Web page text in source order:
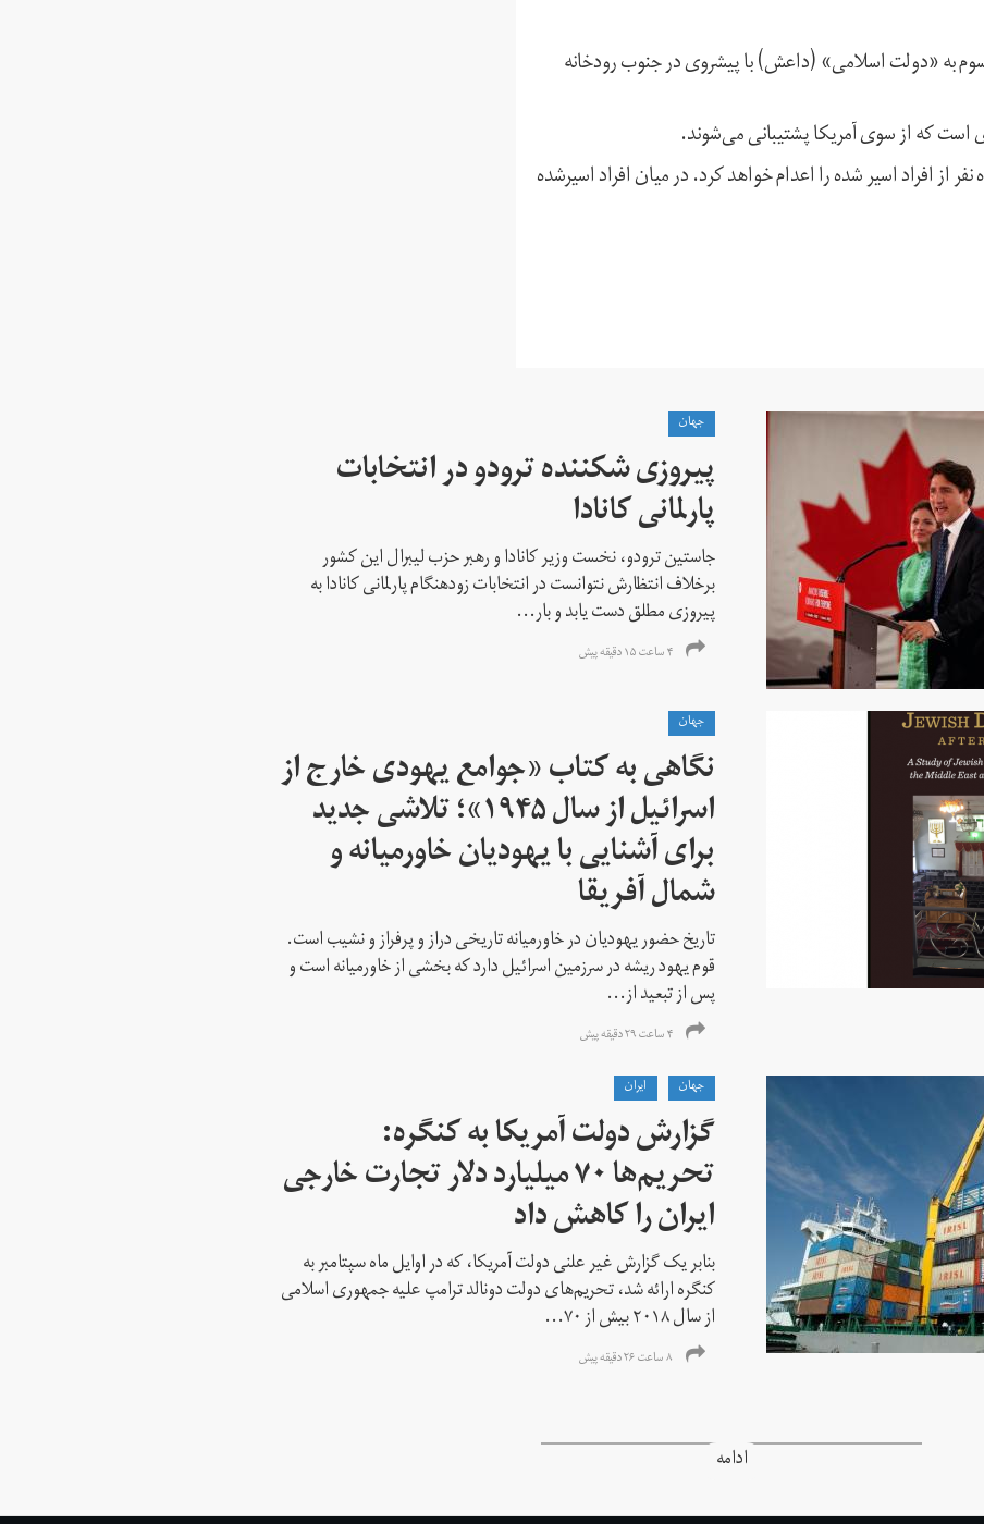
«دولت اسلامی» (داعش) با پیشروی در جنوب رودخانه
که از سوی آمریکا پشتیبانی می‌شوند.
افراد اسیر شده را اعدام خواهد کرد. در میان افراد اسیرشده
جهان
پیروزی شکننده ترودو در انتخابات
پارلمانی کانادا
جاستین ترودو، نخست وزیر کانادا و رهبر حزب لیبرال این کشور
برخلاف انتظارش نتوانست در انتخابات زود‌هنگام پارلمانی کانادا به
پیروزی مطلق دست یابد و بار...
۴ ساعت ۱۵ دقیقه پیش
جهان
نگاهی به کتاب «جوامع یهودی خارج از
اسرائیل از سال ۱۹۴۵»؛ تلاشی جدید
برای آشنایی با یهودیان خاورمیانه و
شمال آفریقا
تاریخ حضور یهودیان در خاورمیانه تاریخی دراز و پرفراز و نشیب است.
قوم یهود ریشه در سرزمین اسرائیل دارد که بخشی از خاورمیانه است و
پس از تبعید از...
۴ ساعت ۲۹ دقیقه پیش
جهان
ايران
گزارش دولت آمریکا به کنگره:
تحریم‌ها ۷۰ میلیارد دلار تجارت خارجی
ایران را کاهش داد
بنابر یک گزارش غیر علنی دولت آمریکا، که در اوایل ماه سپتامبر به
کنگره ارائه شد، تحریم‌های دولت دونالد ترامپ علیه جمهوری اسلامی
از سال ۲۰۱۸ بیش از ۷۰...
۸ ساعت ۲۶ دقیقه پیش
ادامه